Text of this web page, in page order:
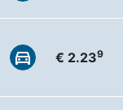
€ 2.239